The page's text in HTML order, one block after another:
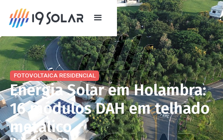
FOTOVOLTAICA RESIDENCIAL
Energia Solar em Holambra:
16 módulos DAH em telhado
metálico